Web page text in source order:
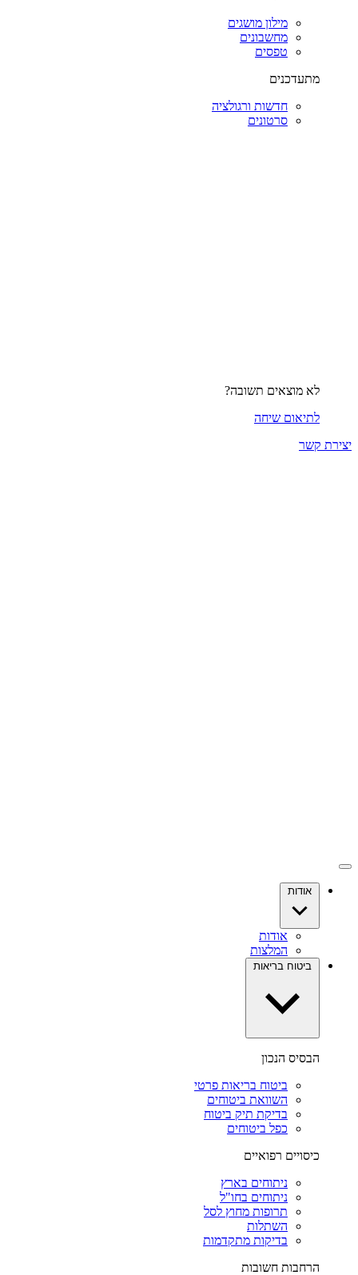
מילון מושגים
מחשבונים
טפסים
מתעדכנים
חדשות ורגולציה
סרטונים
לא מוצאים תשובה?
לתיאום שיחה
יצירת קשר
אודות
אודות
המלצות
ביטוח בריאות
הבסיס הנכון
ביטוח בריאות פרטי
השוואת ביטוחים
בדיקת תיק ביטוח
כפל ביטוחים
כיסויים רפואיים
ניתוחים בארץ
ניתוחים בחו"ל
תרופות מחוץ לסל
השתלות
בדיקות מתקדמות
הרחבות חשובות